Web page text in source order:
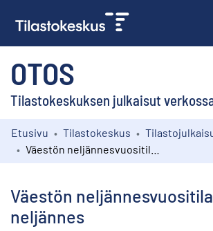
OTOS
Tilastokeskuksen julkaisut
Kokoelmat
Etusivu Tilastokeskus
Väestön
neljännes